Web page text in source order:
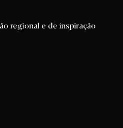
regional e de inspiração